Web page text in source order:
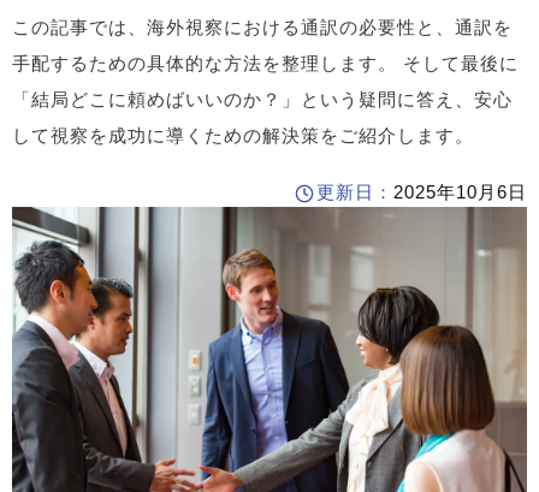
この記事では、海外視察における通訳の必要性と、通訳を
手配するための具体的な方法を整理します。 そして最後に
「結局どこに頼めばいいのか？」という疑問に答え、安心
して視察を成功に導くための解決策をご紹介します。
更新日： 2025年10月6日